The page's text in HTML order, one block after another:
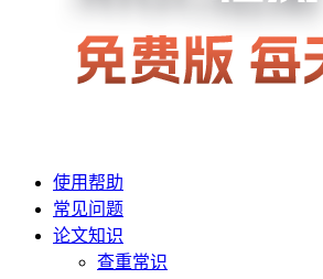
使用帮助
常见问题
论文知识
查重常识